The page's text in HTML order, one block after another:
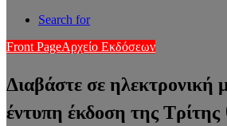
Search for
Front PageΑρχείο Εκδόσεων
Διαβάστε σε ηλεκτρονική
έντυπη έκδοση της